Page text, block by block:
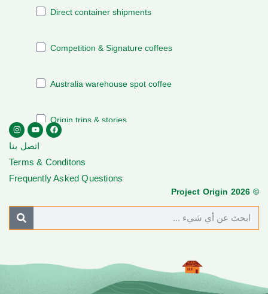
اتصل بنا
Terms & Conditons
Frequently Asked Questions
© Project Origin 2026